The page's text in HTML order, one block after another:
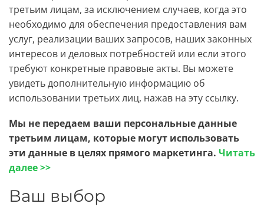
третьим лицам, за исключением случаев, когда это
необходимо для обеспечения предоставления вам
услуг, реализации ваших запросов, наших законных
интересов и деловых потребностей или если этого
требуют конкретные правовые акты. Вы можете
увидеть дополнительную информацию об
использовании третьих лиц, нажав на эту ссылку.
Мы не передаем ваши персональные данные
третьим лицам, которые могут использовать
эти данные в целях прямого маркетинга. Читать
далее >>
Ваш выбор